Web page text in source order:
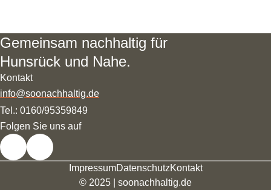
Gemeinsam nachhaltig für
Hunsrück und Nahe.
Kontakt
info@soonachhaltig.de
Tel.: 0160/95359849
Folgen Sie uns auf
InstagramFacebook
ImpressumDatenschutzKontakt
© 2025 | soonachhaltig.de